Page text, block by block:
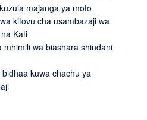
majanga ya moto
kitovu cha usambazaji wa
Kati
mhimili wa biashara shindani
kuwa chachu ya